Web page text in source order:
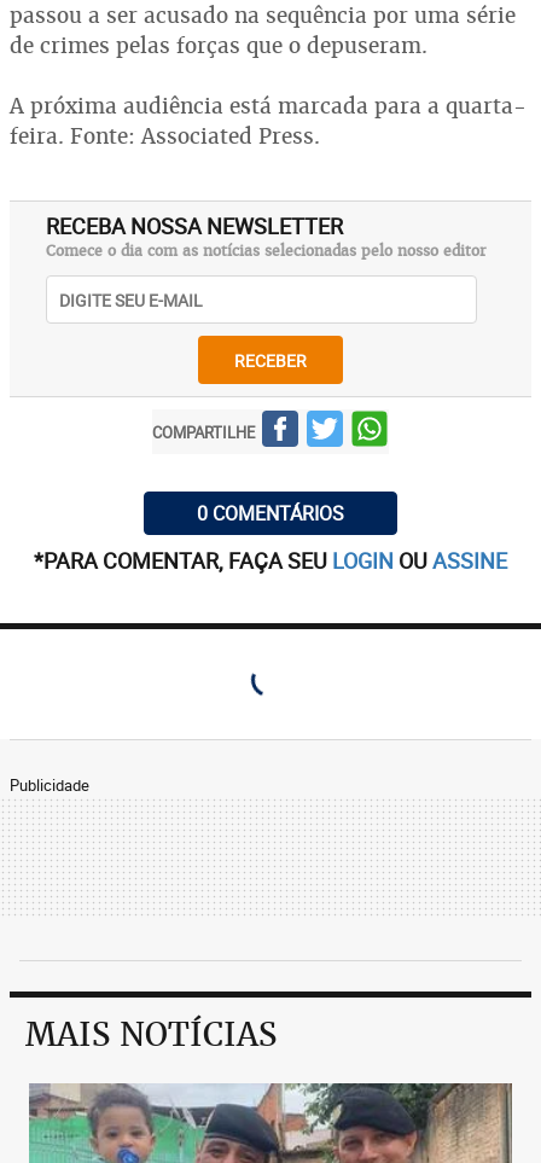
passou a ser acusado na sequência por uma série
de crimes pelas forças que o depuseram.
A próxima audiência está marcada para a quarta-
feira. Fonte: Associated Press.
RECEBA NOSSA NEWSLETTER
Comece o dia com as notícias selecionadas pelo nosso editor
RECEBER
COMPARTILHE
0 COMENTÁRIOS
*PARA COMENTAR, FAÇA SEU LOGIN OUASSINE
Publicidade
MAIS NOTÍCIAS